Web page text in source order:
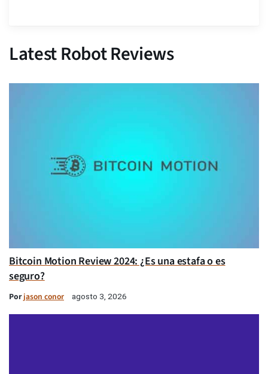
Latest Robot Reviews
Bitcoin Motion Review 2024: ¿Es una estafa o es
seguro?
Porjason conor agosto 3, 2026